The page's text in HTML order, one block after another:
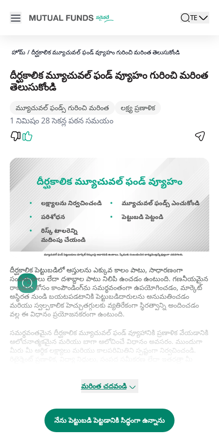
Open main menu
search
Locale
TE
active
హోమ్ / దీర్ఘకాలిక మ్యూచువల్ ఫండ్ వ్యూహం గురించి మరింత తెలుసుకోండి
దీర్ఘకాలిక మ్యూచువల్ ఫండ్ వ్యూహం గురించి మరింత
తెలుసుకోండి
మ్యూచువల్ ఫండ్స్‌ గురించి మరింత లక్ష్య ప్రణాళిక
1 నిమిషం 28 సెకన్ల పఠన సమయం
దీర్ఘకాలిక పెట్టుబడిలో ఆస్తులను ఎక్కువ కాలం పాటు, సాధారణంగా
సంవత్సరాలు లేదా దశాబ్దాల పాటు నిలిపి ఉంచడం ఉంటుంది. గణనీయమైన
రాబడుల కోసం కాంపౌండింగ్ؚను సమర్థవంతంగా ఉపయోగించడం, మార్కెట్
అస్థిరత నుండి బయటపడటానికి పెట్టుబడిదారులను అనుమతించడం
మరియు స్వల్పకాలిక హెచ్చుతగ్గులకు వ్యతిరేకంగా స్థిరత్వాన్ని అందించడం
వల్ల ఈ విధానం ప్రయోజనకరంగా ఉంటుంది.
సమర్థవంతమైన దీర్ఘకాలిక మ్యూచువల్ ఫండ్ వ్యూహానికి ప్రణాళిక వేయడానికి
ఆలోచనాత్మకమైన మరియు బాగా ఆలోచించే విధానం అవసరం. ముందుగా
మీరు మీ ఆర్థిక లక్ష్యాలు మరియు కాలపరిమితిని స్పష్టంగా నిర్వచించండి.
అంచనా వేయండి. చివరగా, మీ లక్ష్యాలు మరియు రిస్క్ టాలరెన్స్ ప్రకారం, మీ
బలమైన మ్యూచువల్ ఫండ్ పోర్ట్ؚఫోలియోను నిర్మించడానికి డైవర్సిఫికేషన్ ఒక
కీలక సూత్రం. వివిధ అసెట్ క్లాసుల్లో పెట్టుబడులను విభజించడం ద్వారా,
మీరు రిస్క్ؚను తగ్గించవచ్చు మరియు దీర్ఘకాలిక వృద్ధి అవకాశాలను
మరింత చదవండి
నేను పెట్టుబడి పెట్టడానికి సిద్ధంగా ఉన్నాను